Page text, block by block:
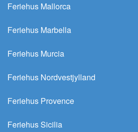
Feriehus Mallorca
Feriehus Marbella
Feriehus Murcia
Feriehus Nordvestjylland
Feriehus Provence
Feriehus Sicilia